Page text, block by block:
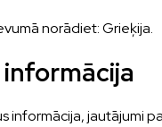
norādiet: Grieķija.
informācija, jautājumi